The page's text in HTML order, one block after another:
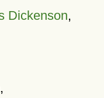
Dickenson,
,